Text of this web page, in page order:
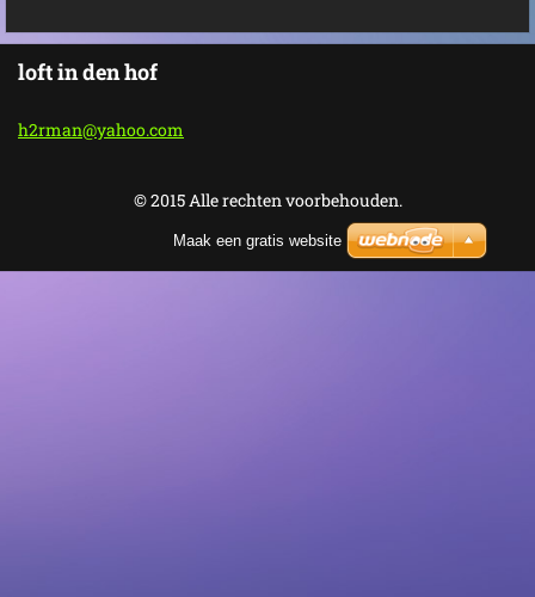
loft in den hof
h2rman@yahoo.com
© 2015 Alle rechten voorbehouden.
Maak een gratis website